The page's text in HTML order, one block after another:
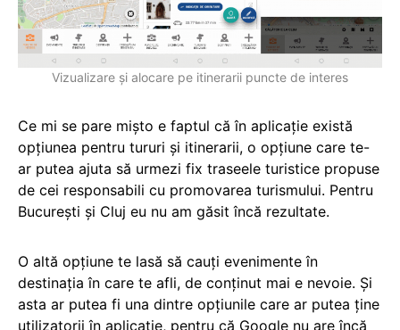
Vizualizare și alocare pe itinerarii puncte de interes
Ce mi se pare mișto e faptul că în aplicație există
opțiunea pentru tururi și itinerarii, o opțiune care te-
ar putea ajuta să urmezi fix traseele turistice propuse
de cei responsabili cu promovarea turismului. Pentru
București și Cluj eu nu am găsit încă rezultate.
O altă opțiune te lasă să cauți evenimente în
destinația în care te afli, de conținut mai e nevoie. Și
asta ar putea fi una dintre opțiunile care ar putea ține
utilizatorii în aplicație, pentru că Google nu are încă